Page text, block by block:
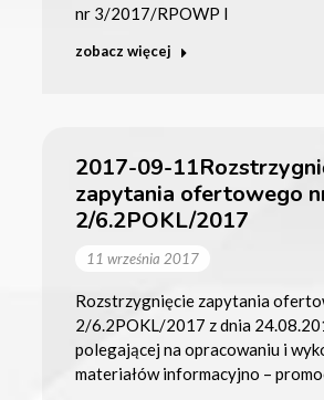
nr 3/2017/RPOWP I
zobacz więcej
2017-09-
zapytania ofertowego
2/6.2POKL/2017
11 września 2017
Rozstrzygnięcie zapytania
2/6.2POKL/2017 z dnia
polegającej na opracowaniu i
materiałów informacyjno –